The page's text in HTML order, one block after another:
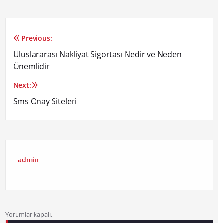
Yazı
gezinmesi
Previous:
Uluslararası Nakliyat Sigortası Nedir ve Neden
Önemlidir
Next:
Sms Onay Siteleri
admin
Yorumlar kapalı.